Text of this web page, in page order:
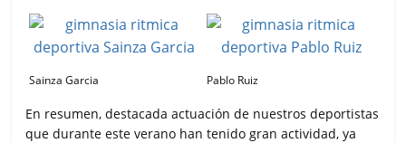
Sainza Garcia Pablo Ruiz
En resumen, destacada actuación de nuestros deportistas
que durante este verano han tenido gran actividad, ya